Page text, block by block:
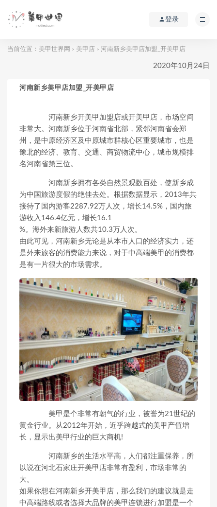
登录
当前位置： 美甲世界网 > 美甲店 > 河南新乡美甲店加盟_开美甲店
2020年10月24日
河南新乡美甲店加盟_开美甲店
河南新乡开美甲加盟店或开美甲店，市场空间
非常大。河南新乡位于河南省北部，紧邻河南省会郑
州，是中原经济区及中原城市群核心区重要城市，也是
豫北的经济、教育、交通、商贸物流中心，城市规模排
名河南省第三位。
河南新乡拥有各类自然景观数百处，使新乡成
为中国旅游度假的绝佳去处。根据数据显示，2013年共
接待了国内游客2287.92万人次，增长14.5%，国内旅
游收入146.4亿元，增长16.1
%。海外来新旅游人数共10.3万人次。
由此可见，河南新乡无论是从本市人口的经济实力，还
是外来旅客的消费能力来说，对于中高端美甲的消费都
是有一片很大的市场需求。
美甲是个非常有朝气的行业，被誉为21世纪的
黄金行业。从2012年开始，近乎跨越式的美甲产值增
长，显示出美甲行业的巨大商机!
河南新乡的生活水平高，人们都注重保养，所
以说在河北石家庄开美甲店非常有盈利，市场非常的
大。
如果你想在河南新乡开美甲店，那么我们的建议就是走
中高端路线或者选择大品牌的美甲连锁进行加盟是一个